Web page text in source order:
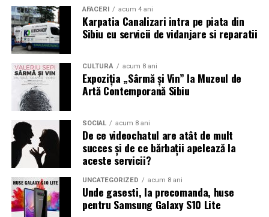
activitate fizică sau exerciții de respirație, pentru
susținerea unei rutine mai echilibrate.
Astfel, funcțiile avansate de monitorizare sportivă sunt
completate de instrumente dedicate sănătății și stării de
bine, pentru o experiență care continuă și dincolo de
antrenament.
Disponibilitate
HONOR Watch 6 este disponibil în România în
variantele de culoare Twilight Brown și Shadow Black, la
prețurile recomandate de 1.199 lei, respectiv 1.099 lei
iar până pe 31 august acesta vine cu o reducere de 100
de lei la toți partenerii oficiali HONOR.
AFACERI acum 4 ani
Karpatia Canalizari intra pe piata din
Sibiu cu servicii de vidanjare si reparatii
CULTURĂ acum 8 ani
Expoziția „Sârmă și Vin” la Muzeul de
Artă Contemporană Sibiu
SOCIAL acum 8 ani
De ce videochatul are atât de mult
succes și de ce bărbații apelează la
aceste servicii?
UNCATEGORIZED acum 8 ani
Unde gasesti, la precomanda, huse
pentru Samsung Galaxy S10 Lite